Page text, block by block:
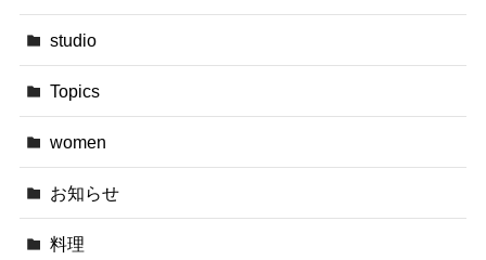
studio
Topics
women
お知らせ
料理